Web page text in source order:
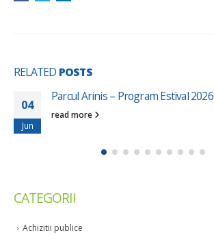
RELATED POSTS
04
Jun
Parcul Arinis – Program Estival 2026
read more
CATEGORII
Achizitii publice